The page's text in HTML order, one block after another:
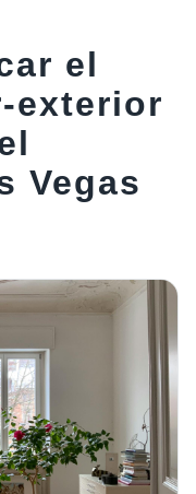
el
exterior
Vegas